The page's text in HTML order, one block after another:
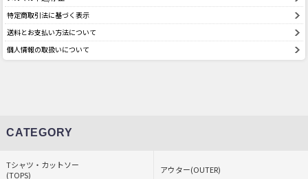
特定商取引法に基づく表示
送料とお支払い方法について
個人情報の取扱いについて
CATEGORY
Tシャツ・カットソー
(TOPS)
アウター(OUTER)